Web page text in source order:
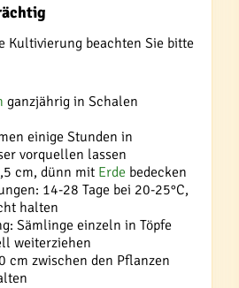
Kultivierung beachten Sie bitte
ganzjährig in Schalen
einige Stunden in
vorquellen lassen
cm, dünn mit Erde bedecken
14-28 Tage bei 20-25°C,
halten
Sämlinge einzeln in Töpfe
weiterziehen
cm zwischen den Pflanzen